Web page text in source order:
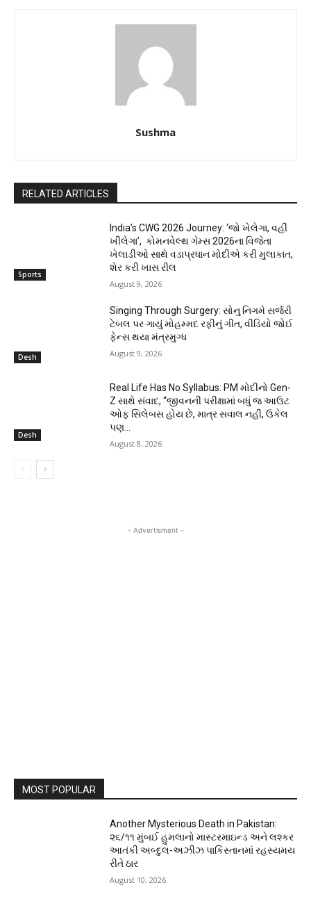
Sushma
RELATED ARTICLES
Sports
India’s CWG 2026 Journey: ‘જો ખેલેગા, વહીં
ખીલેગા’, કોમનવેલ્થ ગેમ્સ 2026ના વિજેતા
ખેલાડીઓ સાથે વડાપ્રધાન મોદીએ કરી મુલાકાત,
શેર કરી ખાસ રીલ
August 9, 2026
Desh
Singing Through Surgery: સોનુ નિગમે સર્જરી
ટેબલ પર ગાયું મોહમ્મદ રફીનું ગીત, વીડિયો જોઈ
ફેન્સ થયા મંત્રમુગ્ધ
August 9, 2026
Desh
Real Life Has No Syllabus: PM મોદીનો Gen-
Z સાથે સંવાદ, “જીવનની પરીક્ષામાં બધું જ આઉટ
ઓફ સિલેબસ હોય છે, માત્ર સવાલ નહીં, ઉકેલ
પણ...
August 8, 2026
- Advertisment -
MOST POPULAR
Another Mysterious Death in Pakistan:
૨૬/૧૧ મુંબઈ હુમલાનો માસ્ટરમાઇન્ડ અને લશ્કર
આતંકી અબ્દુલ-અઝીઝ પાકિસ્તાનમાં રહસ્યમય
રીતે ઠાર
August 10, 2026